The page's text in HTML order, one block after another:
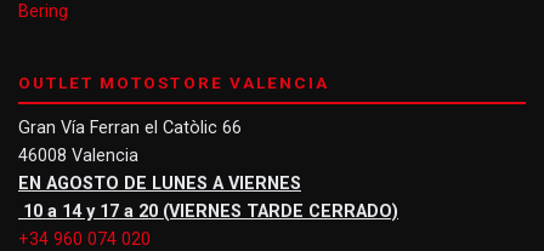
Bering
OUTLET MOTOSTORE VALENCIA
Gran Vía Ferran el Catòlic 66
46008 Valencia
EN AGOSTO DE LUNES A VIERNES
10 a 14 y 17 a 20 (VIERNES TARDE CERRADO)
+34 960 074 020